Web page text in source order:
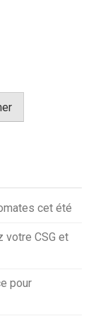
cet été
votre CSG et
pour